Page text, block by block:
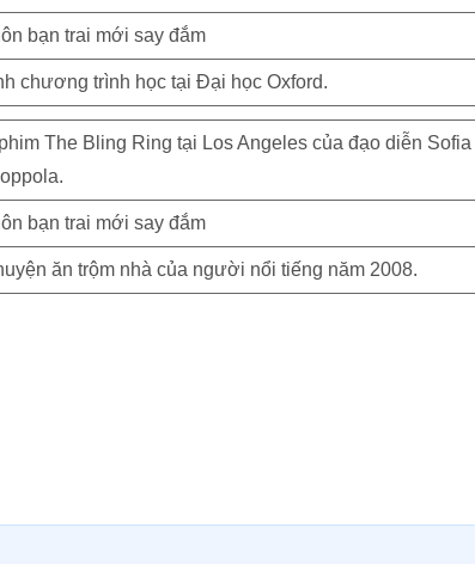
chương trình học tại Đại học Oxford.
The Bling Ring tại Los Angeles của đạo diễn Sofia
ăn trộm nhà của người nổi tiếng năm 2008.